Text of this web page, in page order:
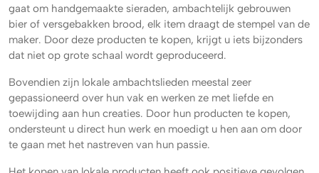
gaat om handgemaakte sieraden, ambachtelijk gebrouwen
bier of versgebakken brood, elk item draagt de stempel van de
maker. Door deze producten te kopen, krijgt u iets bijzonders
dat niet op grote schaal wordt geproduceerd.
Bovendien zijn lokale ambachtslieden meestal zeer
gepassioneerd over hun vak en werken ze met liefde en
toewijding aan hun creaties. Door hun producten te kopen,
ondersteunt u direct hun werk en moedigt u hen aan om door
te gaan met het nastreven van hun passie.